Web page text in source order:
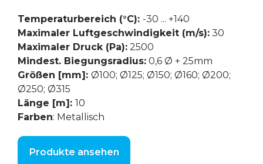
Temperaturbereich (°C): -30 ... +140
Maximaler Luftgeschwindigkeit (m/s): 30
Maximaler Druck (Pa): 2500
Mindest. Biegungsradius: 0,6 Ø + 25mm
Größen [mm]: Ø100; Ø125; Ø150; Ø160; Ø200;
Ø250; Ø315
Länge [m]: 10
Farben: Metallisch
Produkte ansehen